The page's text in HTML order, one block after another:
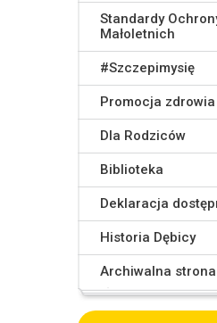
Standardy
Małoletnich
#Szczepimysię
Promocja zdrowia
Dla Rodziców
Biblioteka
Deklaracja
Historia Dębicy
Archiwalna strona